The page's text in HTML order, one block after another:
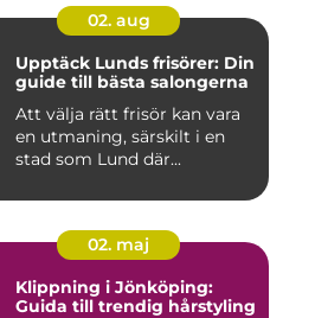
02. aug
Upptäck Lunds frisörer: Din
guide till bästa salongerna
Att välja rätt frisör kan vara
en utmaning, särskilt i en
stad som Lund där...
02. maj
Klippning i Jönköping:
Guida till trendig hårstyling